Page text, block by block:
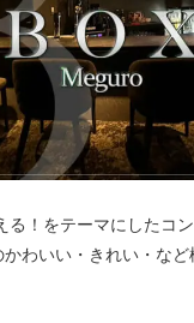
る！をテーマにしたコ
わいい・きれい・な